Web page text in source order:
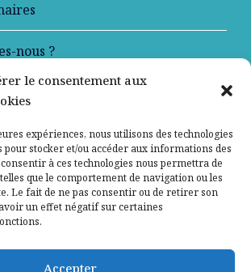
le consentement aux
expériences, nous utilisons des technologies
pour stocker et/ou accéder aux informations des
à ces technologies nous permettra de
que le comportement de navigation ou les
Le fait de ne pas consentir ou de retirer son
un effet négatif sur certaines
Accepter
nous ?
confidentialité